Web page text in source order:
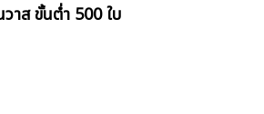
าส ขั้นต่ำ 500 ใบ